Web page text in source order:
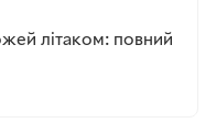
літаком: повний